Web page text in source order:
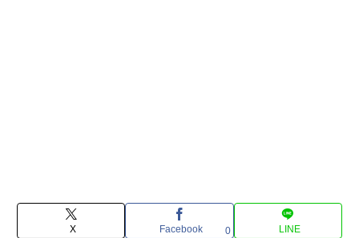
X Facebook 0 LINE